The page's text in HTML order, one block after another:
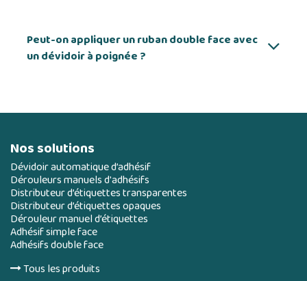
Peut-on appliquer un ruban double face avec
un dévidoir à poignée ?
Nos solutions
Dévidoir automatique d’adhésif
Dérouleurs manuels d'adhésifs
Distributeur d’étiquettes transparentes
Distributeur d’étiquettes opaques
Dérouleur manuel d’étiquettes
Adhésif simple face
Adhésifs double face
Tous les produits